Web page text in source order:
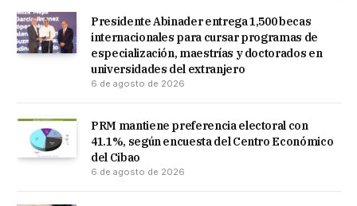
Presidente Abinader entrega 1,500 becas
internacionales para cursar programas de
especialización, maestrías y doctorados en
universidades del extranjero
6 de agosto de 2026
PRM mantiene preferencia electoral con
41.1%, según encuesta del Centro Económico
del Cibao
6 de agosto de 2026